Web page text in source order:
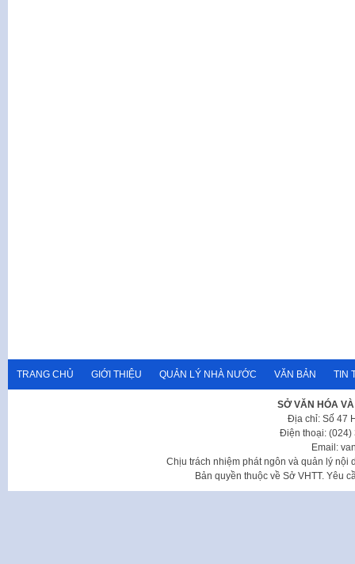
TRANG CHỦ GIỚI THIỆU QUẢN LÝ NHÀ NƯỚC VĂN BẢN TIN
SỞ VĂN HÓA
Địa chỉ: Số 47
Điện thoại: (024)
Email:
Chịu trách nhiệm phát ngôn và quản lý nội
Bản quyền thuộc về Sở VHTT. Yêu